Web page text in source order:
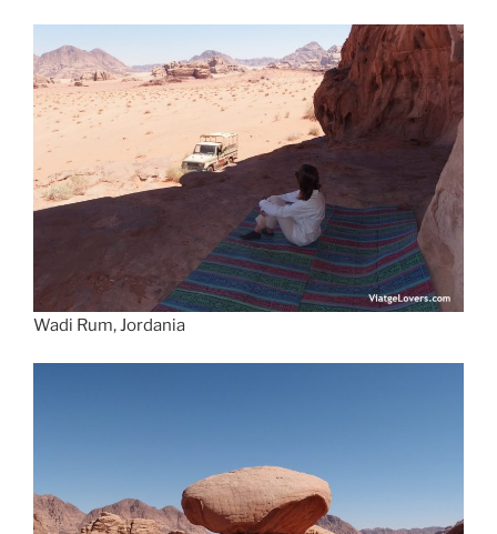
Wadi Rum, Jordania